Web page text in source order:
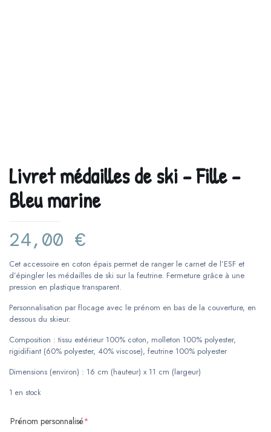
Livret médailles de ski – Fille –
Bleu marine
24,00 €
Cet accessoire en coton épais permet de ranger le carnet de l’ESF et
d’épingler les médailles de ski sur la feutrine. Fermeture grâce à une
pression en plastique transparent.
Personnalisation par flocage avec le prénom en bas de la couverture, en
dessous du skieur.
Composition : tissu extérieur 100% coton, molleton 100% polyester,
rigidifiant (60% polyester, 40% viscose), feutrine 100% polyester
Dimensions (environ) : 16 cm (hauteur) x 11 cm (largeur)
1 en stock
Prénom personnalisé*